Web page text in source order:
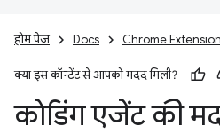
होम पेज Docs Chrome
क्या इस कॉन्टेंट से आपको मदद मिली?
कोडिंग एजेंट की